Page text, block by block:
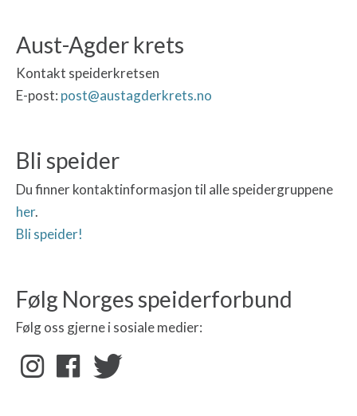
Aust-Agder krets
Kontakt speiderkretsen
E-post: post@austagderkrets.no
Bli speider
Du finner kontaktinformasjon til alle speidergruppene
her.
Bli speider!
Følg Norges speiderforbund
Følg oss gjerne i sosiale medier: